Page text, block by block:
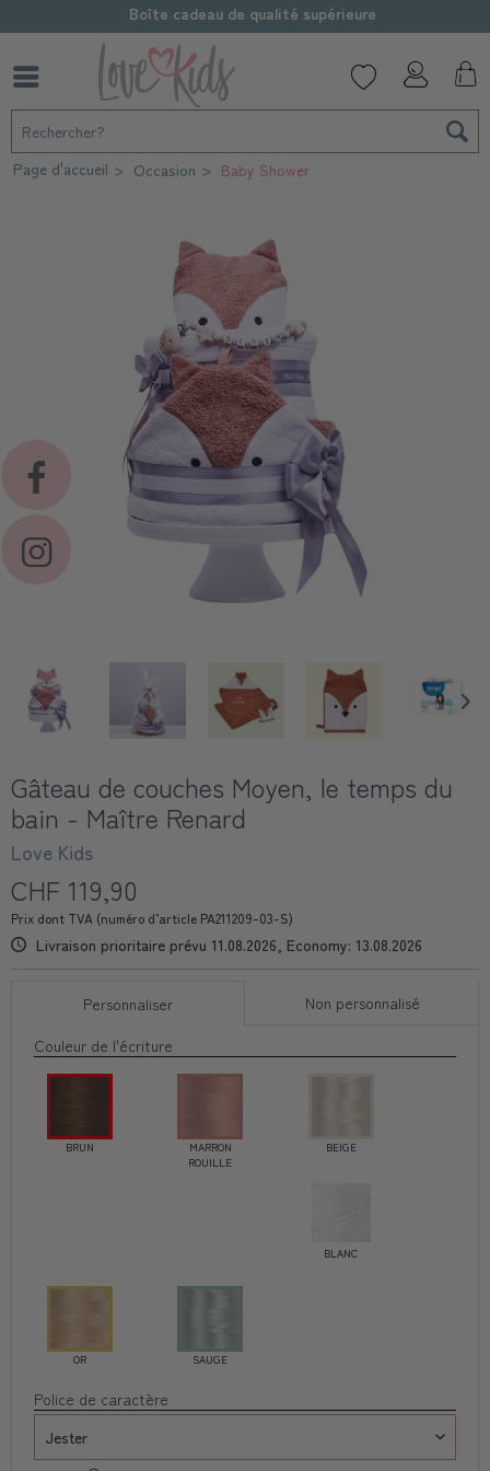
Boîte cadeau de qualité supérieure
Page d'accueil Occasion Baby Shower
Gâteau de couches Moyen, le temps du
bain - Maître Renard
Love Kids
CHF 119,90
Prix dont TVA (numéro d’article PA211209-03-S)
Livraison prioritaire prévu 11.08.2026, Economy: 13.08.2026
Personnaliser
Non personnalisé
Couleur de l'écriture
BRUN
MARRON
ROUILLE
BEIGE
BLANC
OR SAUGE
Police de caractère